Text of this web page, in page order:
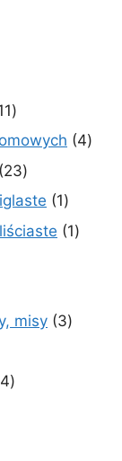
11
produktów
44
2323
produkty
11
produkt
11
misy 33
44